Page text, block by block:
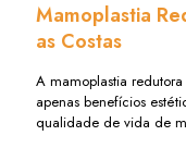
Mamoplastia
as Costas
A mamoplastia
apenas benefícios
qualidade de vida de